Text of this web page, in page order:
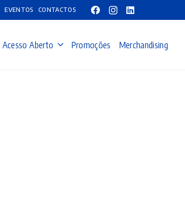
EVENTOS CONTACTOS
Acesso Aberto Promoções Merchandising